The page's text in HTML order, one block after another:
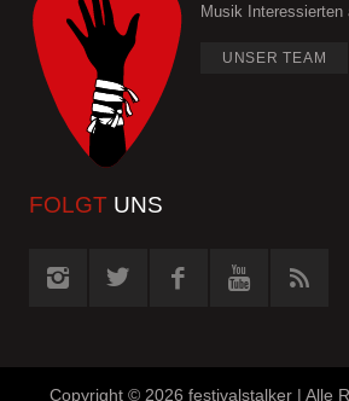
Musik Interessierten
UNSER TEAM
FOLGT UNS
Copyright © 2026 festivalstalker | Alle